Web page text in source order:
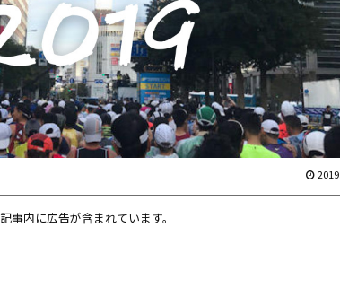
記事内に広告が含まれています。